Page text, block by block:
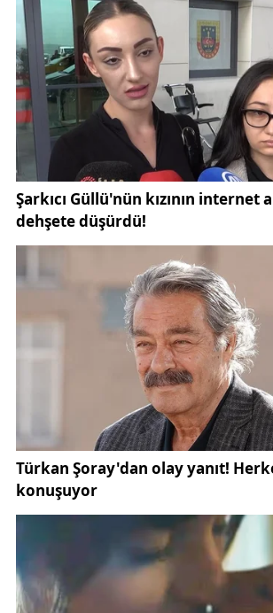
üreticiler için bu destek büyük bir
Tarım ve hayvancılığın
olanSivas, son yıllarda iklim
nedeniyle don zararlarından ciddi
Özelliklemadımak, patates, buğday
ürünlerde yaşanan kayıplar,
üretimi doğrudan etkiliyor.
ilgili güncel haberler içinGündem
bilgi alınabilir.
Tarım uzmanları, çiftçilerin başvuru
güne bırakmamaları gerektiğini
Belgelerde yapılacak en küçük hata,
yararlanma sürecini olumsuz
başvuruların yoğunlaşacağı son
aksaklıklar da yaşanabileceği için
erkenden işlem yapmaları öneriliyor.
Destekleme ödemelerinin, çiftçilerin
kayıpların telafi edilmesine katkı
da bekleniyor. Uzmanlara göre, don
değişikliğiyle birlikte daha sık
tür desteklerin önemi giderek artıyor.